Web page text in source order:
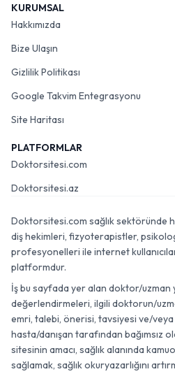
KURUMSAL
Hakkımızda
Bize Ulaşın
Gizlilik Politikası
Google Takvim Entegrasyonu
Site Haritası
PLATFORMLAR
Doktorsitesi.com
Doktorsitesi.az
Doktorsitesi.com sağlık sektöründe
diş hekimleri, fizyoterapistler,
profesyonelleri ile internet
platformdur.
İş bu sayfada yer alan doktor/uzman
değerlendirmeleri, ilgili doktorun/
emri, talebi, önerisi, tavsiyesi ve/veya
hasta/danışan tarafından bağımsız
sitesinin amacı, sağlık alanında
sağlamak, sağlık okuryazarlığını